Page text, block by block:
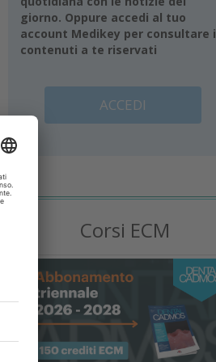
giorno. Oppure accedi al tuo
account Medikey per consultare i
contenuti a te riservati
ACCEDI
Corsi ECM